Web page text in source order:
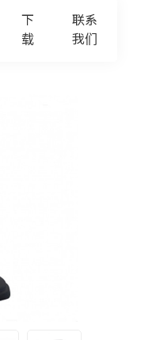
下
载
联系
我们